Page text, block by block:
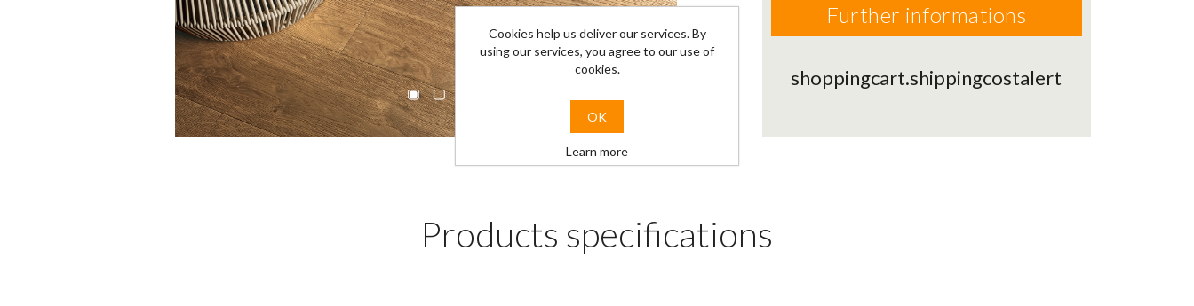
Further informations
shoppingcart.shippingcostalert
Products specifications
Cookies help us deliver our services. By
using our services, you agree to our use of
cookies.
OK
Learn more